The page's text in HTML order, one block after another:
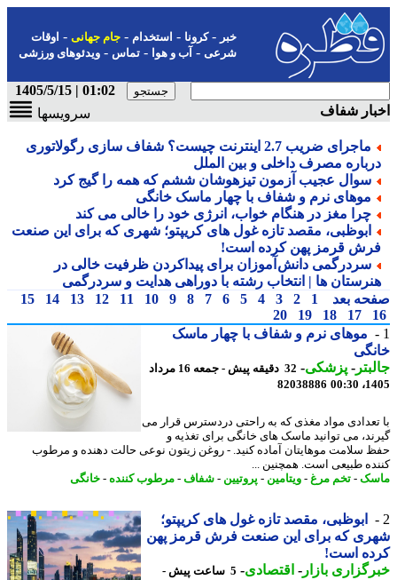
-کرونا-استخدام- جام جهانی-اوقات
شرعی-آب و هوا-تماس-ویدئوهای ورزشی
01:02 | 1405/5/15
شفاف
سرویسها
ماجرای ضریب 2.7 اینترنت چیست؟ شفاف سازی رگولاتوری
مصرف داخلی و بین الملل
سوال عجیب آزمون تیزهوشان ششم که همه را گیج کرد
موهای نرم و شفاف با چهار ماسک خانگی
چرا مغز در هنگام خواب، انرژی خود را خالی می کند
ابوظبی، مقصد تازه غول های کریپتو؛ شهری که برای این صنعت
قرمز پهن کرده است!
سردرگمی دانش آموزان برای پیداکردن ظرفیت خالی در
ها | انتخاب رشته با دوراهی هدایت و سردرگمی
بعد
1
2
3
4
5
6
7
8
9
10
11
12
13
14
15
17
18
19
20
موهای نرم و شفاف با چهار ماسک
-پزشکی-
32 دقیقه پیش - جمعه 16 مرداد
82038886
مواد مغذی که به راحتی دردسترس قرار می
می توانید ماسک های خانگی برای تغذیه و
سلامت موهایتان آماده کنید. - روغن زیتون نوعی حالت دهنده و مرطوب
طبیعی است. همچنین ...
-تخم مرغ -ویتامین-پروتیین-شفاف-مرطوب کننده-خانگی
ابوظبی، مقصد تازه غول های کریپتو؛
که برای این صنعت فرش قرمز پهن
است!
بازار- اقتصادی- 5 ساعت پیش -